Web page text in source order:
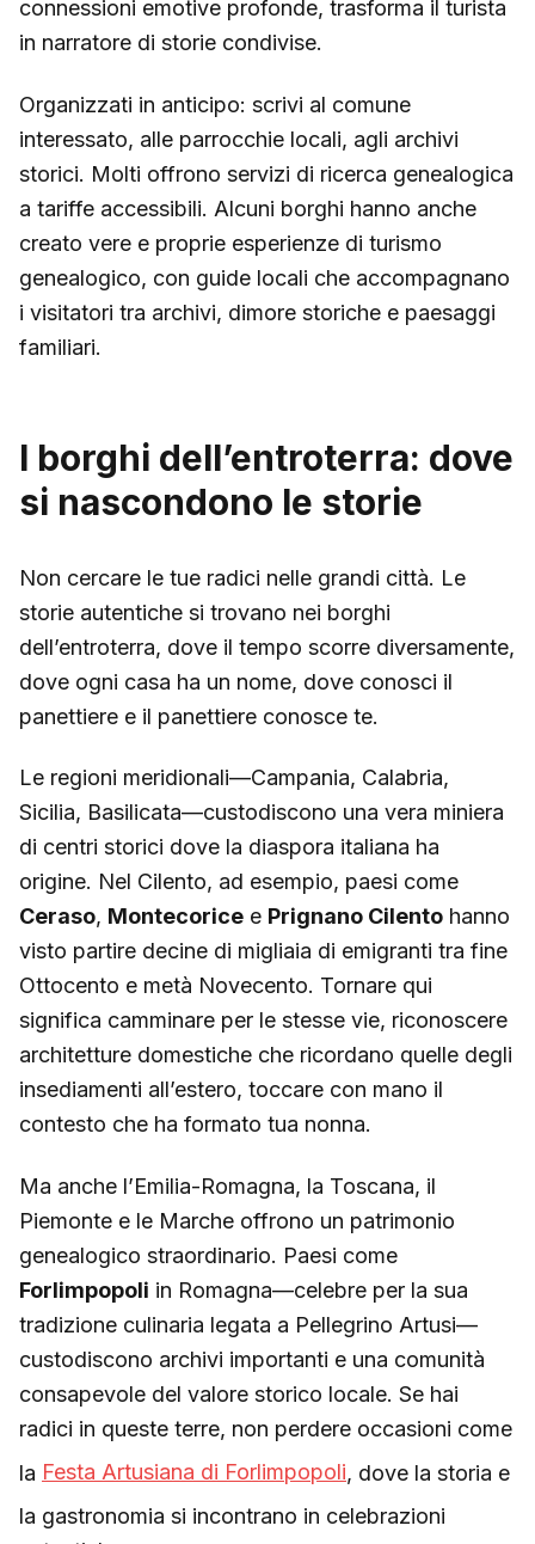
connessioni emotive profonde, trasforma il turista
in narratore di storie condivise.
Organizzati in anticipo: scrivi al comune
interessato, alle parrocchie locali, agli archivi
storici. Molti offrono servizi di ricerca genealogica
a tariffe accessibili. Alcuni borghi hanno anche
creato vere e proprie esperienze di turismo
genealogico, con guide locali che accompagnano
i visitatori tra archivi, dimore storiche e paesaggi
familiari.
I borghi dell’entroterra: dove
si nascondono le storie
Non cercare le tue radici nelle grandi città. Le
storie autentiche si trovano nei borghi
dell’entroterra, dove il tempo scorre diversamente,
dove ogni casa ha un nome, dove conosci il
panettiere e il panettiere conosce te.
Le regioni meridionali—Campania, Calabria,
Sicilia, Basilicata—custodiscono una vera miniera
di centri storici dove la diaspora italiana ha
origine. Nel Cilento, ad esempio, paesi come
Ceraso, Montecorice e Prignano Cilento hanno
visto partire decine di migliaia di emigranti tra fine
Ottocento e metà Novecento. Tornare qui
significa camminare per le stesse vie, riconoscere
architetture domestiche che ricordano quelle degli
insediamenti all’estero, toccare con mano il
contesto che ha formato tua nonna.
Ma anche l’Emilia-Romagna, la Toscana, il
Piemonte e le Marche offrono un patrimonio
genealogico straordinario. Paesi come
Forlimpopoli in Romagna—celebre per la sua
tradizione culinaria legata a Pellegrino Artusi—
custodiscono archivi importanti e una comunità
consapevole del valore storico locale. Se hai
radici in queste terre, non perdere occasioni come
la Festa Artusiana di Forlimpopoli , dove la storia e
la gastronomia si incontrano in celebrazioni